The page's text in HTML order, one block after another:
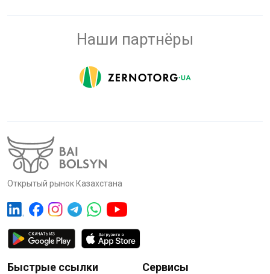
Наши партнёры
Открытый рынок Казахстана
Быстрые ссылки Сервисы